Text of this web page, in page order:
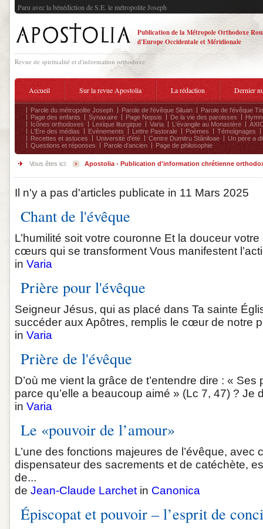
Paru avec la bénédiction de S.E. le métropolite Joseph
Publication de la Métropole Orthodoxe
d'Europe Occidentale et Méridionale
Revue de spiritualité et d'information orthodoxe
Accueil Sur la revue Apostolia La rédaction Dernier
Parole du métropolite Joseph Parole de l'évêque Siluan
Parole de l'évêque
Page des enfants
Synaxaire Page Nepsis De la vie des paroisses
Icônes orthodoxes
Lexique liturgique Varia L'évangile au Monastère
L'Ere des médias
Evénements Lettre Pastorale Poèmes
Témoignages
Recettes et astuces
Université d'été Centre Dumitru Stăniloae
Un père a
Questions et réponses
Parole d'ancien Page de philosophie
Vous êtes ici: Apostolia - Publication d'information chrétienne
Il n'y a pas d'articles publicate in 11 Mars 2025
Chant de l'évêque
L’humilité soit votre couronne Et la douceur
cœurs qui se transforment Vous manifestent
in Varia
Prière pour l'évêque
Seigneur Jésus, qui as placé dans Ta sainte
succéder aux Apôtres, remplis le cœur de notre
in Varia
Prière de l'évêque
D’où me vient la grâce de t’entendre dire : «
parce qu’elle a beaucoup aimé » (Lc 7, 47) ? Je
in Varia
Le «pouvoir de l’amour»
L’une des fonctions majeures de l’évêque, avec
dispensateur des sacrements et de catéchète,
de...
de Jean-Claude Larchet in Canonica
Épiscopat et pouvoir – l’esprit de